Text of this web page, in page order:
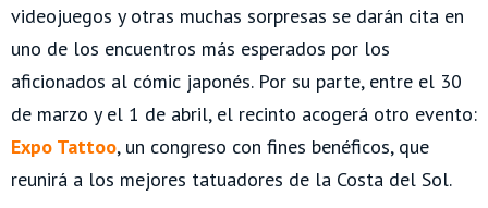
videojuegos y otras muchas sorpresas se darán cita en
uno de los encuentros más esperados por los
aficionados al cómic japonés. Por su parte, entre el 30
de marzo y el 1 de abril, el recinto acogerá otro evento:
Expo Tattoo, un congreso con fines benéficos, que
reunirá a los mejores tatuadores de la Costa del Sol.